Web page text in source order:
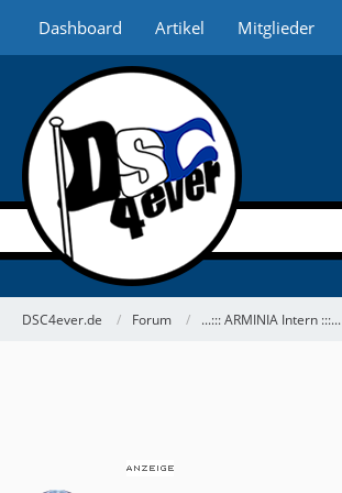
Dashboard Artikel Mitglieder
DSC4ever.de Forum ...::: ARMINIA Intern :::...